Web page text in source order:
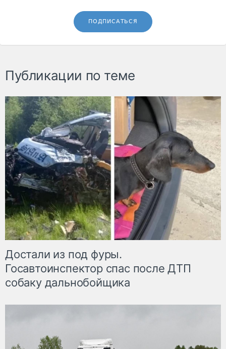
ПОДПИСАТЬСЯ
Публикации по теме
Достали из под фуры.
Госавтоинспектор спас после ДТП
собаку дальнобойщика